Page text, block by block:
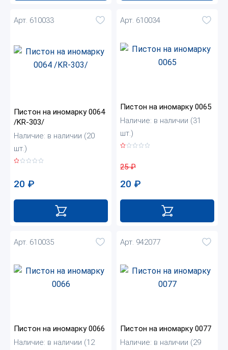
Арт. 610033
Пистон на иномарку 0064
/KR-303/
Наличие: в наличии (20
шт.)
20 ₽
Арт. 610034
Пистон на иномарку 0065
Наличие: в наличии (31
шт.)
25₽
20 ₽
Арт. 610035
Пистон на иномарку 0066
Наличие: в наличии (12
Арт. 942077
Пистон на иномарку 0077
Наличие: в наличии (29